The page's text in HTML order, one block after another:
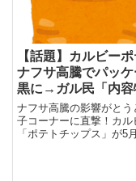
【話題】カルビー
ナフサ高騰でパッケ
黒に→ガル民「内容
すよりよっぽど良い
ナフサ高騰の影響がとう
子コーナーに直撃！カル
「ポテトチップス」が5